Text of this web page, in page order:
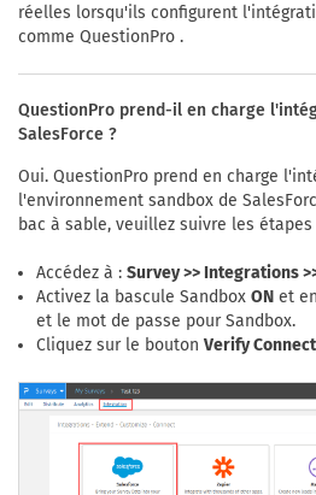
réelles lorsqu'ils configurent
comme QuestionPro .
QuestionPro prend-il en charge
SalesForce ?
Oui. QuestionPro prend en charge
l'environnement sandbox de
bac à sable, veuillez suivre les
Accédez à : Survey >> Integrations
Activez la bascule Sandbox ON et
et le mot de passe pour Sandbox.
Cliquez sur le bouton Verify